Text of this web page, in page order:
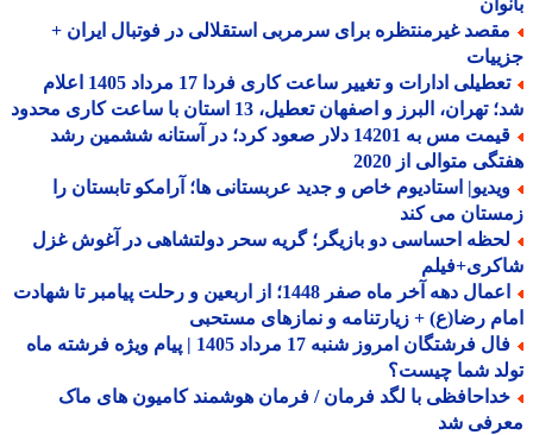
غیرمنتظره برای سرمربی استقلالی در فوتبال ایران +
تعطیلی ادارات و تغییر ساعت کاری فردا 17 مرداد 1405 اعلام
البرز و اصفهان تعطیل، 13 استان با ساعت کاری محدود
قیمت مس به 14201 دلار صعود کرد؛ در آستانه ششمین رشد
متوالی از 2020
استادیوم خاص و جدید عربستانی ها؛ آرامکو تابستان را
می کند
احساسی دو بازیگر؛ گریه سحر دولتشاهی در آغوش غزل
اعمال دهه آخر ماه صفر 1448؛ از اربعین و رحلت پیامبر تا شهادت
رضا(ع) + زیارتنامه و نمازهای مستحبی
فال فرشتگان امروز شنبه 17 مرداد 1405 | پیام ویژه فرشته ماه
شما چیست؟
با لگد فرمان / فرمان هوشمند کامیون های ماک
شد